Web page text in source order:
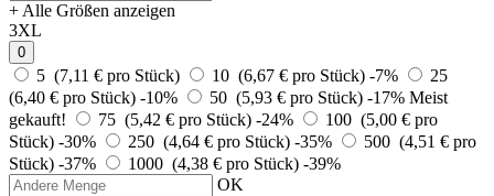
+ Alle Größen anzeigen
3XL
0
5 (7,11 € pro Stück) 10 (6,67 € pro Stück) -7%
25
(6,40 € pro Stück) -10% 50 (5,93 € pro Stück) -17% Meist
gekauft!
75 (5,42 € pro Stück) -24%
100 (5,00 € pro
Stück) -30% 250 (4,64 € pro Stück) -35%
500 (4,51 € pro
Stück) -37% 1000 (4,38 € pro Stück) -39%
OK